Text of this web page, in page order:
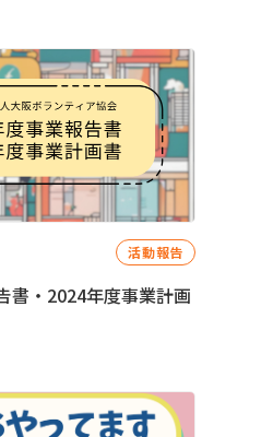
活動報告
書・2024年度事業計画